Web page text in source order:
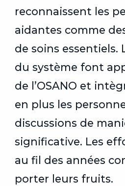
reconnaissent les
aidantes comme
de soins essentiels.
du système font
de l’OSANO et
en plus les
discussions de
significative. Les
au fil des années
porter leurs fruits.